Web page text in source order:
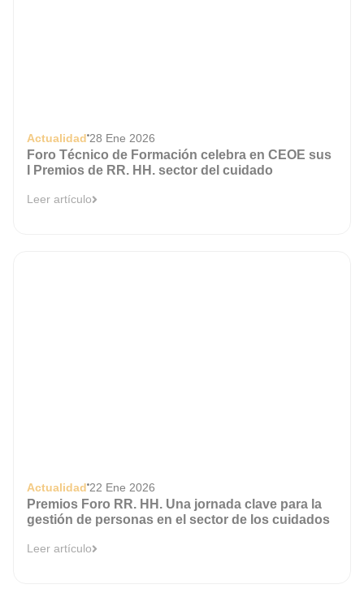
Actualidad 28 Ene 2026
Foro Técnico de Formación celebra en CEOE sus
I Premios de RR. HH. sector del cuidado
Leer artículo
Actualidad 22 Ene 2026
Premios Foro RR. HH. Una jornada clave para la
gestión de personas en el sector de los cuidados
Leer artículo